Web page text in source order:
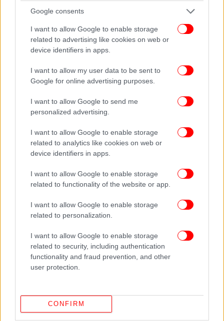
Google consents
I want to allow Google to enable storage
related to advertising like cookies on web or
device identifiers in apps.
I want to allow my user data to be sent to
Google for online advertising purposes.
I want to allow Google to send me
personalized advertising.
I want to allow Google to enable storage
related to analytics like cookies on web or
device identifiers in apps.
I want to allow Google to enable storage
related to functionality of the website or app.
I want to allow Google to enable storage
related to personalization.
I want to allow Google to enable storage
related to security, including authentication
functionality and fraud prevention, and other
user protection.
CONFIRM